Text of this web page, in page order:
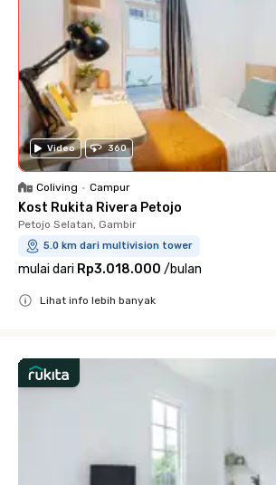
Video 360
Coliving • Campur
Kost Rukita Rivera Petojo
Petojo Selatan, Gambir
5.0 km dari multivision tower
mulai dari Rp3.018.000 /bulan
Lihat info lebih banyak